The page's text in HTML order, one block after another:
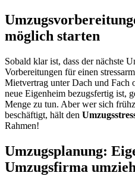
möglich starten
Sobald klar ist, dass der nächste
Vorbereitungen für einen
Mietvertrag unter Dach und Fach
neue Eigenheim bezugsfertig ist,
Menge zu tun. Aber wer sich
beschäftigt, hält den
Rahmen!
Umzugsplanung:
Umzugsfirma